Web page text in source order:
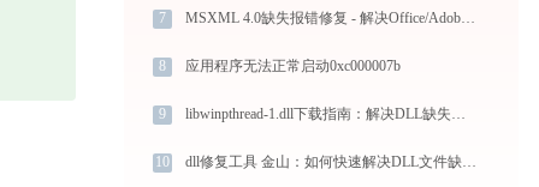
7 MSXML 4.0缺失报错修复 - 解决Office/Adobe软件无法运行问题
8 应用程序无法正常启动0xc000007b
9 libwinpthread-1.dll下载指南：解决DLL缺失问题的完整方案（适用于Win10/Win11）
10 dll修复工具 金山：如何快速解决DLL文件缺失问题？